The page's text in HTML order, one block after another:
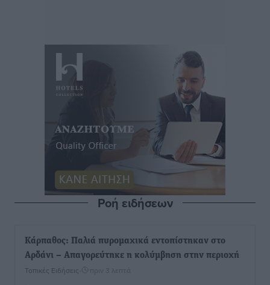
Ροή ειδήσεων
Κάρπαθος: Παλιά πυρομαχικά εντοπίστηκαν στο
Αρδάνι – Απαγορεύτηκε η κολύμβηση στην περιοχή
Τοπικές Ειδήσεις πριν 3 λεπτά